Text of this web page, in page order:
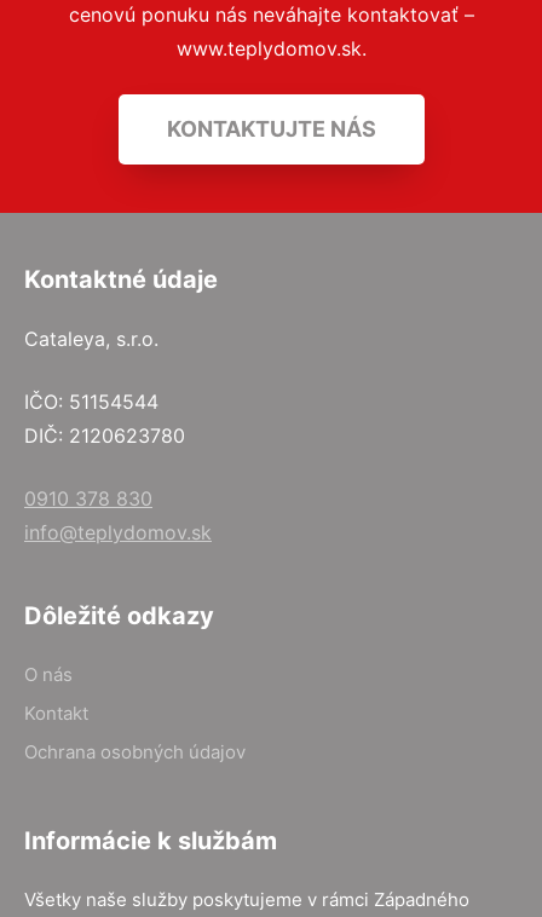
cenovú ponuku nás neváhajte kontaktovať –
www.teplydomov.sk.
KONTAKTUJTE NÁS
Kontaktné údaje
Cataleya, s.r.o.
IČO: 51154544
DIČ: 2120623780
0910 378 830
info@teplydomov.sk
Dôležité odkazy
O nás
Kontakt
Ochrana osobných údajov
Informácie k službám
Všetky naše služby poskytujeme v rámci Západného